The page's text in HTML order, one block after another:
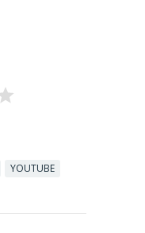
YOUTUBE